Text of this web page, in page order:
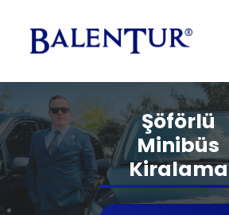
Şöförlü
Minibüs
Kiralama